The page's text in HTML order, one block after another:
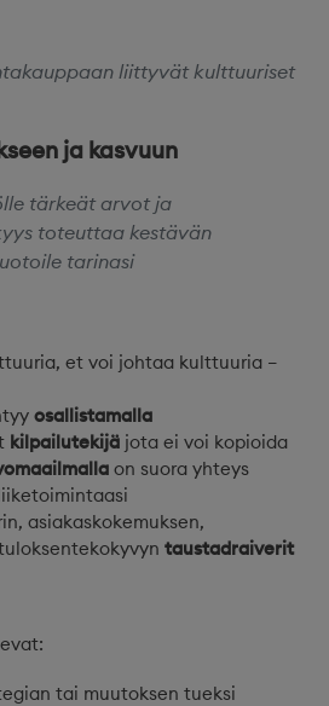
liittyvät kulttuuriset
ja kasvuun
tärkeät arvot ja
toteuttaa kestävän
tarinasi
et voi johtaa kulttuuria –
osallistamalla
kilpailutekijä jota ei voi kopioida
on suora yhteys
asiakaskokemuksen,
taustadraiverit
tai muutoksen tueksi